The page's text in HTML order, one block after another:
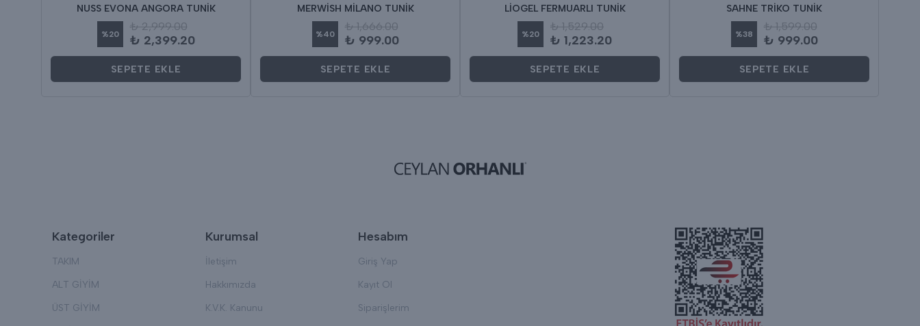
NUSS EVONA ANGORA TUNİK
%20
₺ 2,999.00
₺ 2,399.20
SEPETE EKLE
MERWİSH MİLANO TUNİK
%40
₺ 1,666.00
₺ 999.00
SEPETE EKLE
LİOGEL FERMUARLI TUNİK
%20
₺ 1,529.00
₺ 1,223.20
SEPETE EKLE
SAHNE TRİKO TUNİK
%38
₺ 1,599.00
₺ 999.00
SEPETE EKLE
Kategoriler
TAKIM
ALT GİYİM
ÜST GİYİM
Kurumsal
İletişim
Hakkımızda
K.V.K. Kanunu
Hesabım
Giriş Yap
Kayıt Ol
Siparişlerim